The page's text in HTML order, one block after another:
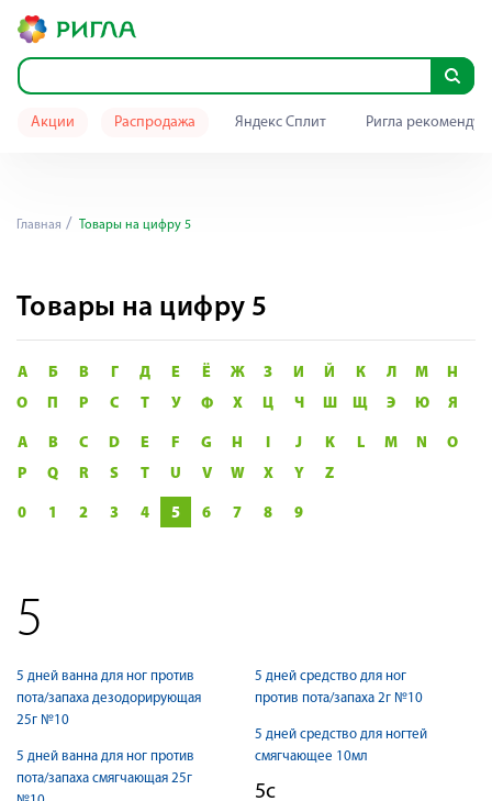
Акции Распродажа Яндекс Сплит Ригла
Главная Товары на цифру 5
Товары на цифру 5
А Б В Г Д Е Ё Ж З И Й К Л М
Н
О
П Р С Т У Ф Х Ц Ч Ш Щ Э Ю Я
A B C D E F G H I J K L M N
O
P
Q R S T U V W X Y Z
0 1 2 3 4 5 6 7 8 9
5
5 дней ванна для ног против
пота/запаха дезодорирующая
25г №10
5 дней ванна для ног против
пота/запаха смягчающая 25г
5 дней средство для ног
против пота/запаха 2г №10
5 дней средство для ногтей
смягчающее 10мл
5с